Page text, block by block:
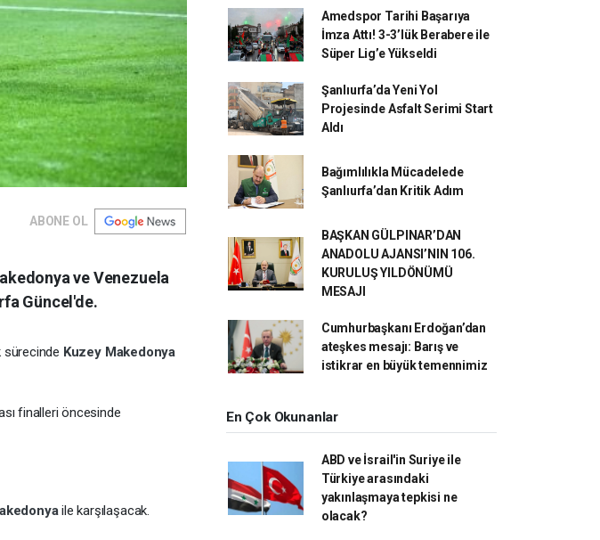
ABONE OL
ve Venezuela
Güncel'de.
sürecinde Kuzey Makedonya
finalleri öncesinde
ile karşılaşacak.
Amedspor Tarihi Başarıya
İmza Attı! 3-3’lük Berabere ile
Süper Lig’e Yükseldi
Şanlıurfa’da Yeni Yol
Projesinde Asfalt Serimi Start
Aldı
Bağımlılıkla Mücadelede
Şanlıurfa’dan Kritik Adım
BAŞKAN GÜLPINAR’DAN
ANADOLU AJANSI’NIN 106.
KURULUŞ YILDÖNÜMÜ
MESAJI
Cumhurbaşkanı Erdoğan’dan
ateşkes mesajı: Barış ve
istikrar en büyük temennimiz
En Çok Okunanlar
ABD ve İsrail'in Suriye ile
Türkiye arasındaki
yakınlaşmaya tepkisi ne
olacak?